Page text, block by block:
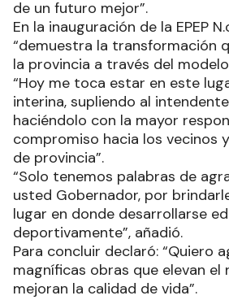
de un futuro mejor”.
En la inauguración de la EPEP
“demuestra la transformación
la provincia a través del
“Hoy me toca estar en este
interina, supliendo al
haciéndolo con la mayor
compromiso hacia los vecinos
de provincia”.
“Solo tenemos palabras de
usted Gobernador, por
lugar en donde desarrollarse
deportivamente”, añadió.
Para concluir declaró: “Quiero
magníficas obras que elevan el
mejoran la calidad de vida”.